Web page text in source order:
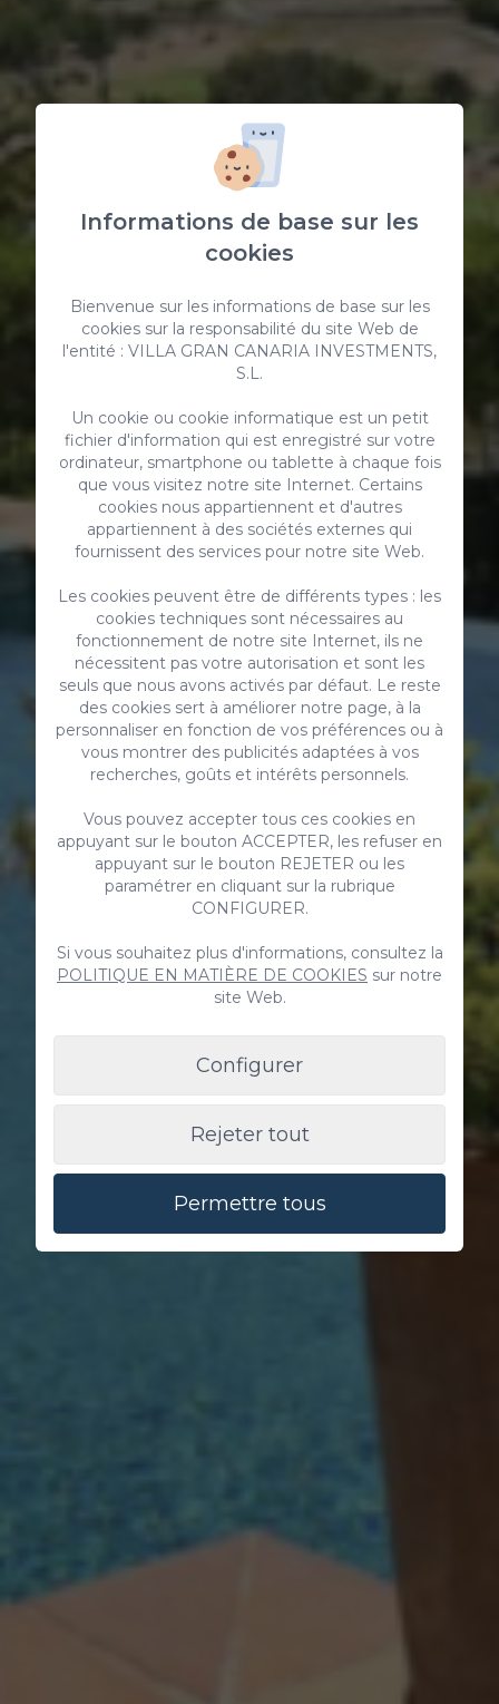
Comment réserver
Informations de base sur les
cookies
Bienvenue sur les informations de base sur les
cookies sur la responsabilité du site Web de
l'entité : VILLA GRAN CANARIA INVESTMENTS,
S.L.
Un cookie ou cookie informatique est un petit
fichier d'information qui est enregistré sur votre
ordinateur, smartphone ou tablette à chaque fois
que vous visitez notre site Internet. Certains
cookies nous appartiennent et d'autres
appartiennent à des sociétés externes qui
fournissent des services pour notre site Web.
Les cookies peuvent être de différents types : les
cookies techniques sont nécessaires au
fonctionnement de notre site Internet, ils ne
nécessitent pas votre autorisation et sont les
seuls que nous avons activés par défaut. Le reste
des cookies sert à améliorer notre page, à la
personnaliser en fonction de vos préférences ou à
vous montrer des publicités adaptées à vos
recherches, goûts et intérêts personnels.
Vous pouvez accepter tous ces cookies en
appuyant sur le bouton ACCEPTER, les refuser en
appuyant sur le bouton REJETER ou les
paramétrer en cliquant sur la rubrique
CONFIGURER.
Si vous souhaitez plus d'informations, consultez la
POLITIQUE EN MATIÈRE DE COOKIES sur notre
site Web.
Configurer
Rejeter tout
Permettre tous